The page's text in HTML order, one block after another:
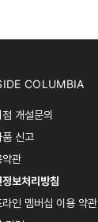
COLUMBIA
점 개설문의
품 신고
약관
보처리방침
라인 멤버십 이용 약관